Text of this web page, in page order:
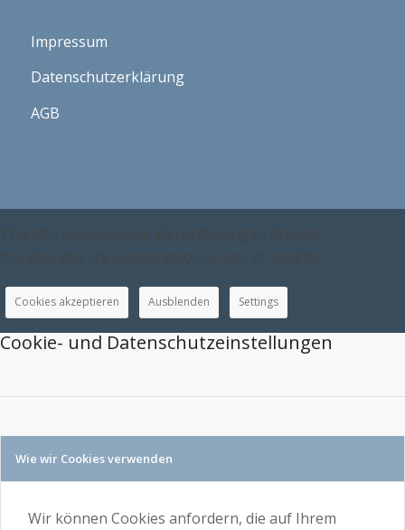
Impressum
Datenschutzerklärung
AGB
This site uses cookies. By continuing to browse
the site, you are agreeing to our use of cookies.
Cookies akzeptieren Ausblenden Settings
Cookie- und Datenschutzeinstellungen
Wie wir Cookies verwenden
Wir können Cookies anfordern, die auf Ihrem